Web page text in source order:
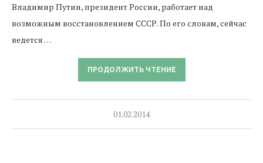
Владимир Путин, президент России, работает над
возможным восстановлением СССР. По его словам, сейчас
ведется …
ПРОДОЛЖИТЬ ЧТЕНИЕ
01.02.2014